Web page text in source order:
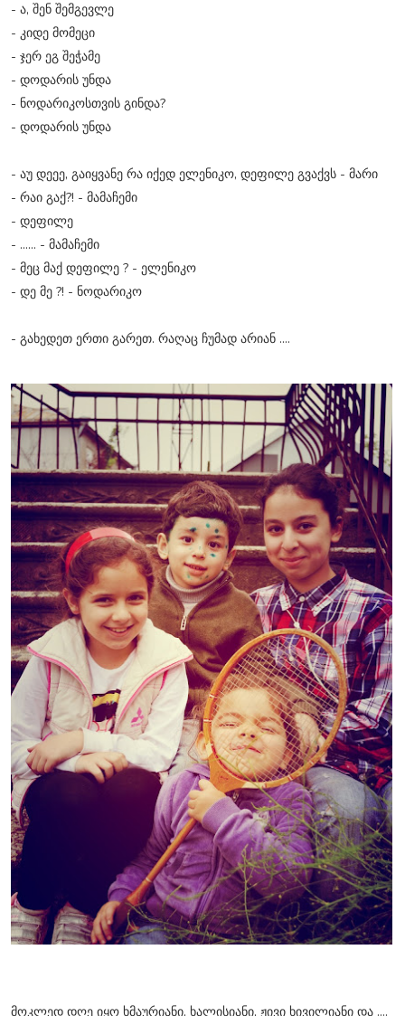
- ა, შენ შემგევლე
- კიდე მომეცი
- ჯერ ეგ შეჭამე
- დოდარის უნდა
- ნოდარიკოსთვის გინდა?
- დოდარის უნდა
- აუ დეეე, გაიყვანე რა იქედ ელენიკო, დეფილე გვაქვს - მარი
- რაი გაქ?! - მამაჩემი
- დეფილე
- ...... - მამაჩემი
- მეც მაქ დეფილე ? - ელენიკო
- დე მე ?! - ნოდარიკო
- გახედეთ ერთი გარეთ. რაღაც ჩუმად არიან ....
მოკლედ დღე იყო ხმაურიანი, ხალისიანი, ჟივი ხივილიანი და ....